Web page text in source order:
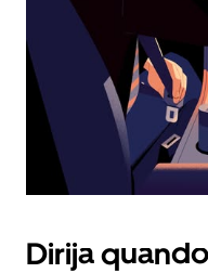
o
calendário.
Dirija